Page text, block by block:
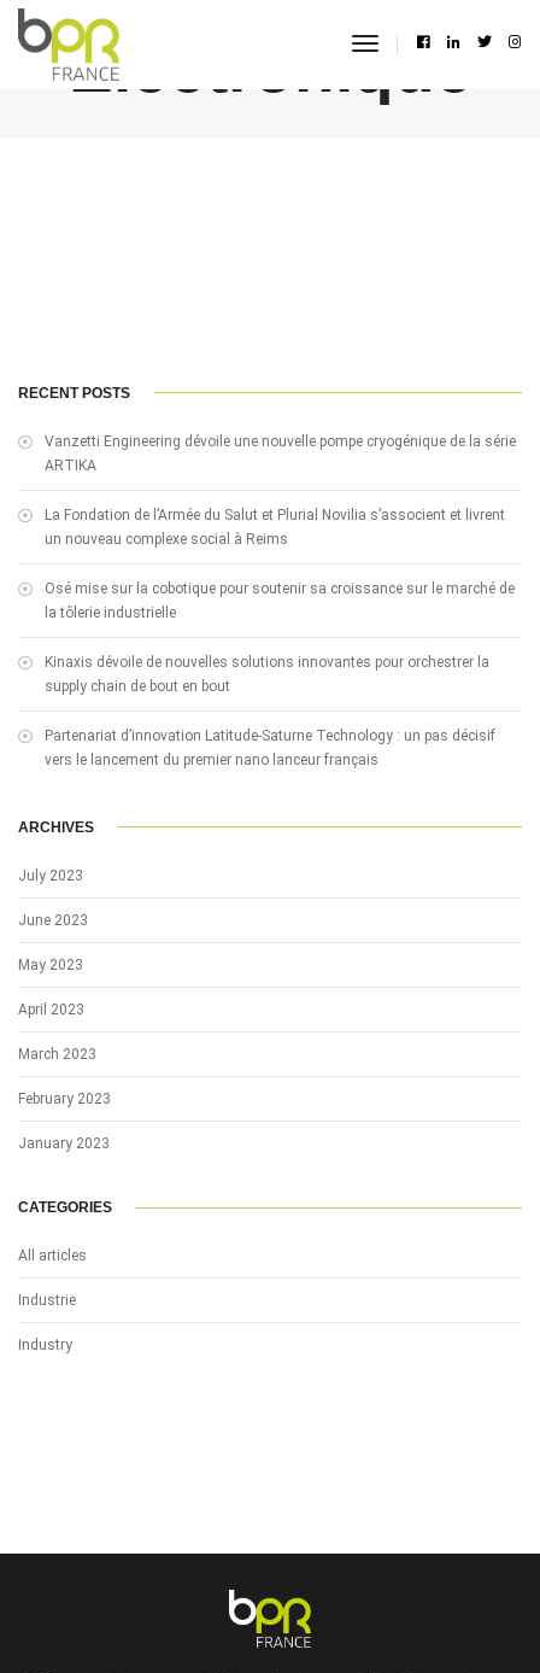
toggle
Electronique
RECENT POSTS
Vanzetti Engineering dévoile une nouvelle pompe cryogénique de la série
ARTIKA
La Fondation de l’Armée du Salut et Plurial Novilia s’associent et livrent
un nouveau complexe social à Reims
Osé mise sur la cobotique pour soutenir sa croissance sur le marché de
la tôlerie industrielle
Kinaxis dévoile de nouvelles solutions innovantes pour orchestrer la
supply chain de bout en bout
Partenariat d’innovation Latitude-Saturne Technology : un pas décisif
vers le lancement du premier nano lanceur français
ARCHIVES
July 2023
June 2023
May 2023
April 2023
March 2023
February 2023
January 2023
CATEGORIES
All articles
Industrie
Industry